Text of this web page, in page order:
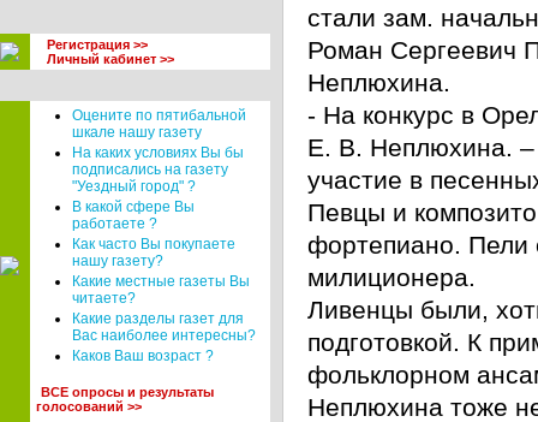
Регистрация >>
Личный кабинет >>
Оцените по пятибальной
шкале нашу газету
На каких условиях Вы бы
подписались на газету
"Уездный город" ?
В какой сфере Вы
работаете ?
Как часто Вы покупаете
нашу газету?
Какие местные газеты Вы
читаете?
Какие разделы газет для
Вас наиболее интересны?
Каков Ваш возраст ?
ВСЕ опросы и результаты
голосований >>
стали зам.
Роман Сергеевич
Неплюхина.
- На конкурс в
Е. В. Неплюхина.
участие в
Певцы и
фортепиано. Пели
милиционера.
Ливенцы были,
подготовкой. К
фольклорном
Неплюхина тоже